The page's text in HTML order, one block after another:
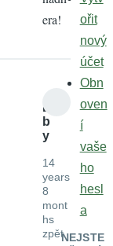
era!
L
b
y
14
years
8
mont
hs
zpět
ořit
nový
účet
Obn
oven
í
vaše
ho
hesl
a
NEJSTE